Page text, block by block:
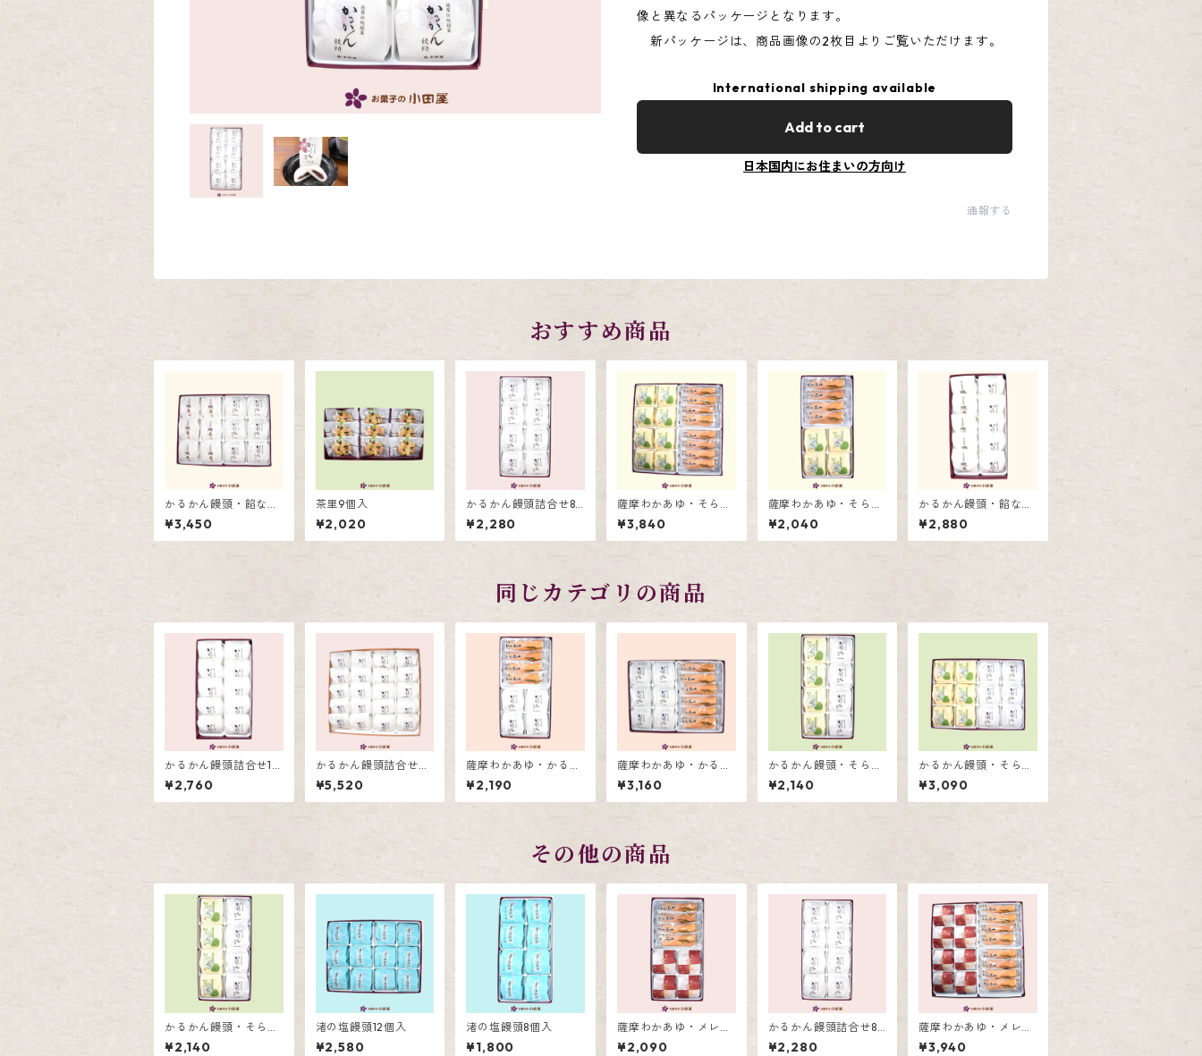
像と異なるパッケージとなります。
新パッケージは、商品画像の2枚目よりご覧いただけます。
International shipping available
Add to cart
日本国内にお住まいの方向け
通報する
おすすめ商品
かるかん饅頭・餡なし
かるかん詰合せ12個入
¥3,450
茶里9個入
¥2,020
かるかん饅頭詰合せ8
個入
¥2,280
薩摩わかあゆ・そらっ
ち詰合せ16個入
¥3,840
薩摩わかあゆ・そらっ
ち詰合せ8個入
¥2,040
かるかん饅頭・餡なし
かるかん詰合せ10個入
¥2,880
同じカテゴリの商品
かるかん饅頭詰合せ10
個入
¥2,760
かるかん饅頭詰合せ2
0個入
¥5,520
薩摩わかあゆ・かるか
ん饅頭詰合せ8個入
¥2,190
薩摩わかあゆ・かるか
ん饅頭詰合せ12個入
¥3,160
かるかん饅頭・そらっ
ち詰合せ8個入
¥2,140
かるかん饅頭・そらっ
ち詰合せ12個入
¥3,090
その他の商品
かるかん饅頭・そらっ
ち詰合せ8個入
¥2,140
渚の塩饅頭12個入
¥2,580
渚の塩饅頭8個入
¥1,800
薩摩わかあゆ・メレン
ゲ饅頭詰合せ８個入
¥2,090
かるかん饅頭詰合せ8
個入
¥2,280
薩摩わかあゆ・メレン
ゲ饅頭詰合せ16個入
¥3,940